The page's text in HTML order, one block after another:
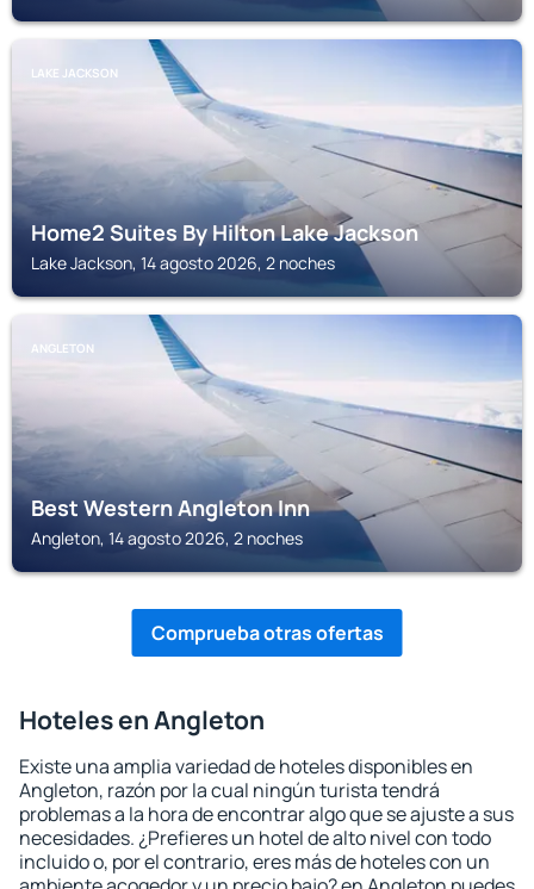
LAKE JACKSON
Home2 Suites By Hilton Lake Jackson
Lake Jackson, 14 agosto 2026, 2 noches
ANGLETON
Best Western Angleton Inn
Angleton, 14 agosto 2026, 2 noches
Comprueba otras ofertas
Hoteles en Angleton
Existe una amplia variedad de hoteles disponibles en
Angleton, razón por la cual ningún turista tendrá
problemas a la hora de encontrar algo que se ajuste a sus
necesidades. ¿Prefieres un hotel de alto nivel con todo
incluido o, por el contrario, eres más de hoteles con un